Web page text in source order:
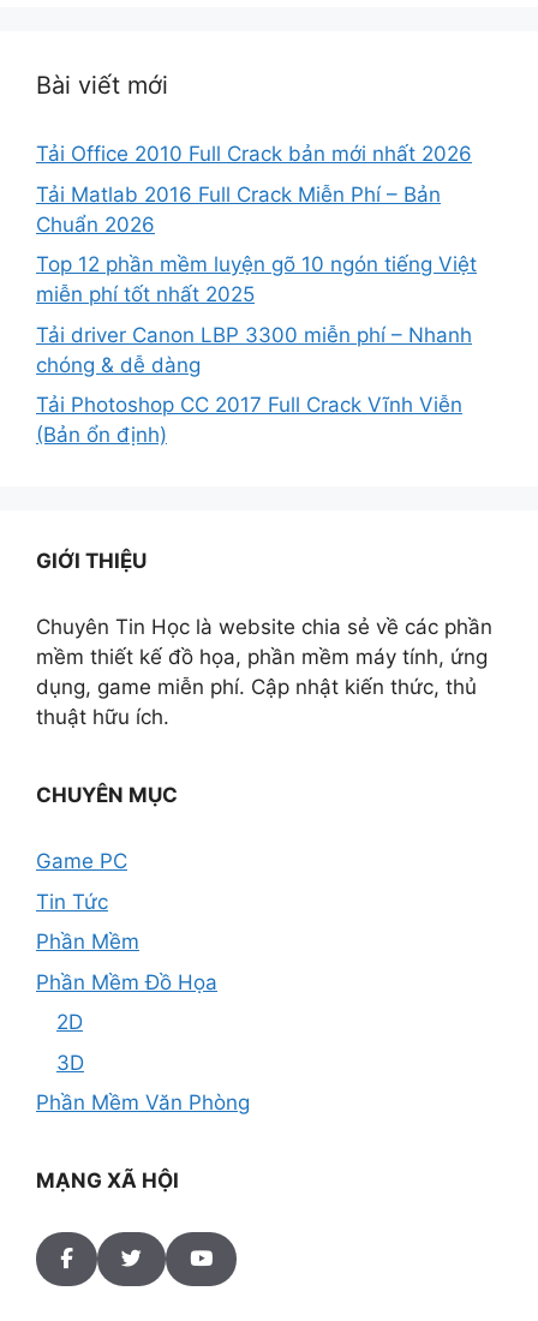
Bài viết mới
Tải Office 2010 Full Crack bản mới nhất 2026
Tải Matlab 2016 Full Crack Miễn Phí – Bản
Chuẩn 2026
Top 12 phần mềm luyện gõ 10 ngón tiếng Việt
miễn phí tốt nhất 2025
Tải driver Canon LBP 3300 miễn phí – Nhanh
chóng & dễ dàng
Tải Photoshop CC 2017 Full Crack Vĩnh Viễn
(Bản ổn định)
GIỚI THIỆU
Chuyên Tin Học là website chia sẻ về các phần
mềm thiết kế đồ họa, phần mềm máy tính, ứng
dụng, game miễn phí. Cập nhật kiến thức, thủ
thuật hữu ích.
CHUYÊN MỤC
Game PC
Tin Tức
Phần Mềm
Phần Mềm Đồ Họa
2D
3D
Phần Mềm Văn Phòng
MẠNG XÃ HỘI